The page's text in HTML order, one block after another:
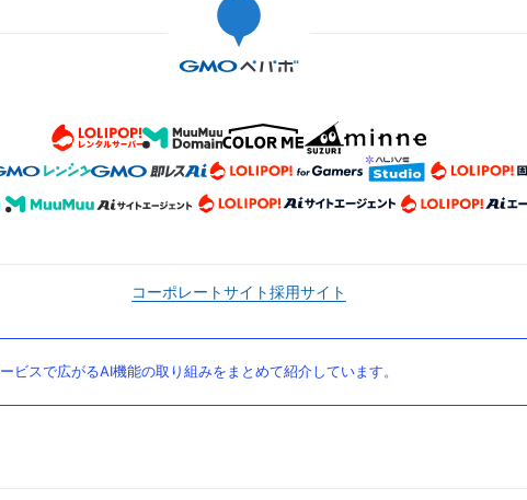
コーポレートサイト採用サイト
ビスで広がるAI機能の取り組みをまとめて紹介しています。